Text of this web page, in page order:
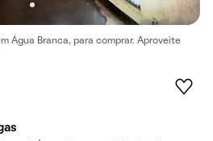
Água Branca, para comprar. Aproveite